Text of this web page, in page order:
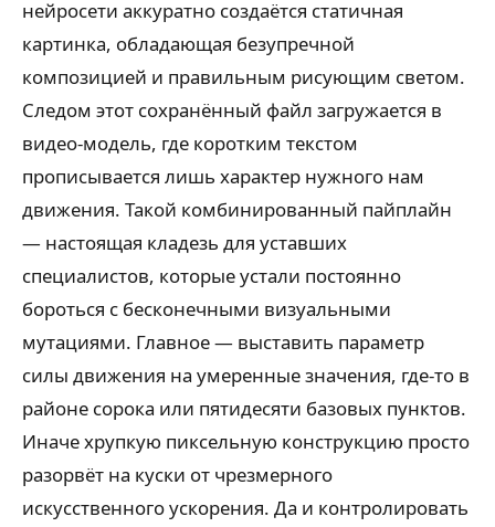
нейросети аккуратно создаётся статичная
картинка, обладающая безупречной
композицией и правильным рисующим светом.
Следом этот сохранённый файл загружается в
видео-модель, где коротким текстом
прописывается лишь характер нужного нам
движения. Такой комбинированный пайплайн
— настоящая кладезь для уставших
специалистов, которые устали постоянно
бороться с бесконечными визуальными
мутациями. Главное — выставить параметр
силы движения на умеренные значения, где-то в
районе сорока или пятидесяти базовых пунктов.
Иначе хрупкую пиксельную конструкцию просто
разорвёт на куски от чрезмерного
искусственного ускорения. Да и контролировать